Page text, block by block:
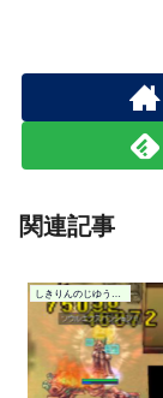
関連記事